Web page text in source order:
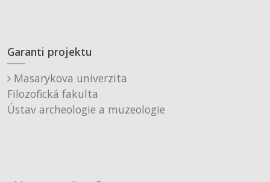
Garanti projektu
Masarykova univerzita
Filozofická fakulta
Ústav archeologie a muzeologie